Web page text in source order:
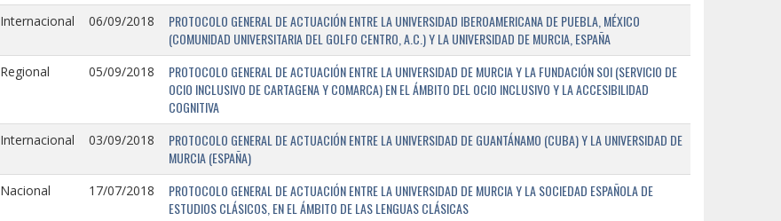
Internacional 06/09/2018
PROTOCOLO GENERAL DE ACTUACIÓN ENTRE LA UNIVERSIDAD IBEROAMERICANA DE PUEBLA, MÉXICO
(COMUNIDAD UNIVERSITARIA DEL GOLFO CENTRO, A.C.) Y LA UNIVERSIDAD DE MURCIA, ESPAÑA
Regional 05/09/2018
PROTOCOLO GENERAL DE ACTUACIÓN ENTRE LA UNIVERSIDAD DE MURCIA Y LA FUNDACIÓN SOI (SERVICIO DE
OCIO INCLUSIVO DE CARTAGENA Y COMARCA) EN EL ÁMBITO DEL OCIO INCLUSIVO Y LA ACCESIBILIDAD
COGNITIVA
Internacional 03/09/2018
PROTOCOLO GENERAL DE ACTUACIÓN ENTRE LA UNIVERSIDAD DE GUANTÁNAMO (CUBA) Y LA UNIVERSIDAD DE
MURCIA (ESPAÑA)
Nacional 17/07/2018
PROTOCOLO GENERAL DE ACTUACIÓN ENTRE LA UNIVERSIDAD DE MURCIA Y LA SOCIEDAD ESPAÑOLA DE
ESTUDIOS CLÁSICOS, EN EL ÁMBITO DE LAS LENGUAS CLÁSICAS